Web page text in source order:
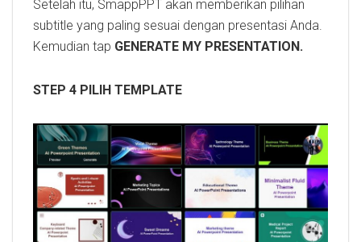
Setelah itu, SmappPPT akan memberikan pilihan
subtitle yang paling sesuai dengan presentasi Anda.
Kemudian tap GENERATE MY PRESENTATION.
STEP 4 PILIH TEMPLATE